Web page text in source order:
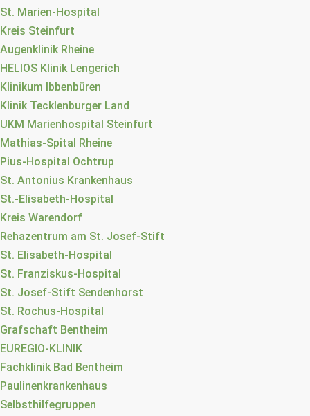
St. Marien-Hospital
Kreis Steinfurt
Augenklinik Rheine
HELIOS Klinik Lengerich
Klinikum Ibbenbüren
Klinik Tecklenburger Land
UKM Marienhospital Steinfurt
Mathias-Spital Rheine
Pius-Hospital Ochtrup
St. Antonius Krankenhaus
St.-Elisabeth-Hospital
Kreis Warendorf
Rehazentrum am St. Josef-Stift
St. Elisabeth-Hospital
St. Franziskus-Hospital
St. Josef-Stift Sendenhorst
St. Rochus-Hospital
Grafschaft Bentheim
EUREGIO-KLINIK
Fachklinik Bad Bentheim
Paulinenkrankenhaus
Selbsthilfegruppen